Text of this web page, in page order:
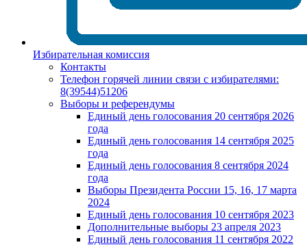
Избирательная комиссия
Контакты
Телефон горячей линии связи с избирателями:
8(39544)51206
Выборы и референдумы
Единый день голосования 20 сентября 2026
года
Единый день голосования 14 сентября 2025
года
Единый день голосования 8 сентября 2024
года
Выборы Президента России 15, 16, 17 марта
2024
Единый день голосования 10 сентября 2023
Дополнительные выборы 23 апреля 2023
Единый день голосования 11 сентября 2022